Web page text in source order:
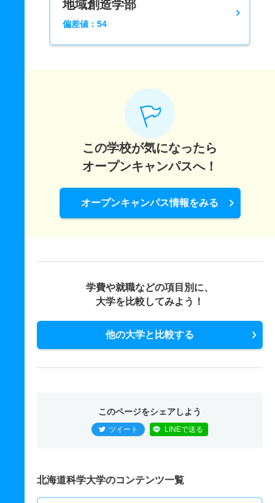
地域創造学部
偏差値：54
この学校が気になったら
オープンキャンパスへ！
オープンキャンパス情報をみる
学費や就職などの項目別に、
大学を比較してみよう！
他の大学と比較する
このページをシェアしよう
ツイート LINEで送る
北海道科学大学のコンテンツ一覧